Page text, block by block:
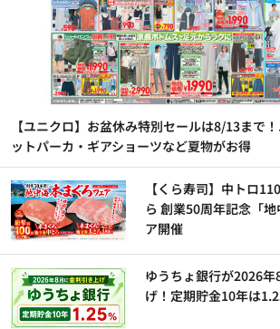
【ユニクロ】お盆休み特別セールは8/13まで
ットパーカ・ギアショーツなど夏物がお得
【くら寿司】中トロ
ら 創業50周年記念「
ア開催
ゆうちょ銀行が2026
げ！定期貯金10年は